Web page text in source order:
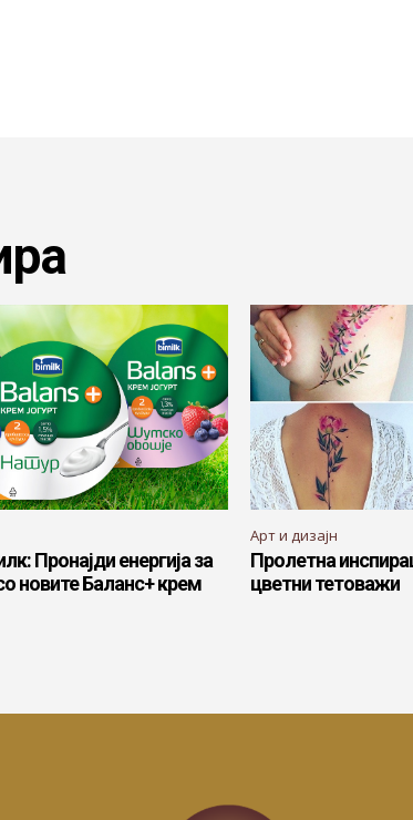
Пронајди енергија за
новите Баланс+ крем
Арт и дизајн
Пролетна
цветни тетоважи